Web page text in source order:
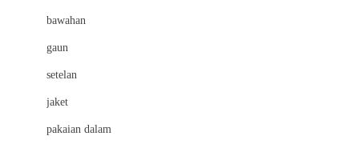
bawahan
gaun
setelan
jaket
pakaian dalam